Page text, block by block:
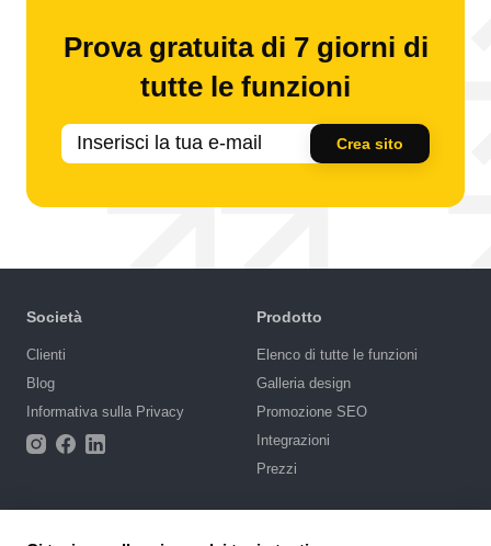
Prova gratuita di 7 giorni di
tutte le funzioni
Crea sito
Società
Сlienti
Blog
Informativa sulla Privacy
Prodotto
Elenco di tutte le funzioni
Galleria design
Promozione SEO
Integrazioni
Prezzi